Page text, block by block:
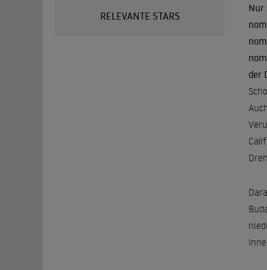
RELEVANTE STARS
Nur
der